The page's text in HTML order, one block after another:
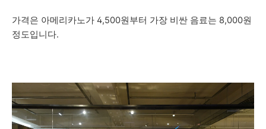
가격은 아메리카노가 4,500원부터 가장 비싼 음료는 8,000원
정도입니다.